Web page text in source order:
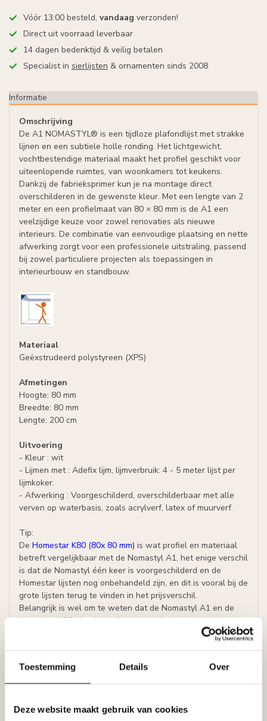
Toestemming Details Over
Deze website maakt gebruik van cookies
Vóór 13:00 besteld, vandaag verzonden!
Direct uit voorraad leverbaar
14 dagen bedenktijd & veilig betalen
Specialist in sierlijsten & ornamenten sinds 2008
Informatie
Omschrijving
De A1 NOMASTYL® is een tijdloze plafondlijst met strakke
lijnen en een subtiele holle ronding. Het lichtgewicht,
vochtbestendige materiaal maakt het profiel geschikt voor
uiteenlopende ruimtes, van woonkamers tot keukens.
Dankzij de fabrieksprimer kun je na montage direct
overschilderen in de gewenste kleur. Met een lengte van 2
meter en een profielmaat van 80 × 80 mm is de A1 een
veelzijdige keuze voor zowel renovaties als nieuwe
interieurs. De combinatie van eenvoudige plaatsing en nette
afwerking zorgt voor een professionele uitstraling, passend
bij zowel particuliere projecten als toepassingen in
interieurbouw en standbouw.
Materiaal
Geëxstrudeerd polystyreen (XPS)
Afmetingen
Hoogte: 80 mm
Breedte: 80 mm
Lengte: 200 cm
Uitvoering
- Kleur : wit
- Lijmen met : Adefix lijm, lijmverbruik: 4 - 5 meter lijst per
lijmkoker.
- Afwerking : Voorgeschilderd, overschilderbaar met alle
verven op waterbasis, zoals acrylverf, latex of muurverf.
Tip:
De Homestar K80 (80x 80 mm) is wat profiel en materiaal
betreft vergelijkbaar met de Nomastyl A1, het enige verschil
is dat de Nomastyl één keer is voorgeschilderd en de
Homestar lijsten nog onbehandeld zijn, en dit is vooral bij de
grote lijsten terug te vinden in het prijsverschil.
Belangrijk is wel om te weten dat de Nomastyl A1 en de
Homestar K80 niet door elkaar gebruikt kunnen worden
(minutieuze verschillen, die wel zichtbaar kunnen zijn als de
lijsten van de verschillende merken op elkaar aangesloten
Veelgestelde vragen
Ja, het profiel is vocht- en waterbestendig.